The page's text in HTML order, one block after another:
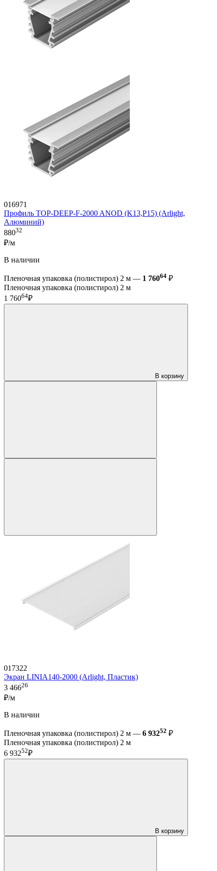
016971
Профиль TOP-DEEP-F-2000 ANOD (K13,P15) (Arlight,
Алюминий)
88032
₽/м
В наличии
Пленочная упаковка (полистирол) 2 м — 1 76064 ₽
Пленочная упаковка (полистирол) 2 м
1 76064₽
В корзину
017322
Экран LINIA140-2000 (Arlight, Пластик)
3 46626
₽/м
В наличии
Пленочная упаковка (полистирол) 2 м — 6 93252 ₽
Пленочная упаковка (полистирол) 2 м
6 93252₽
В корзину